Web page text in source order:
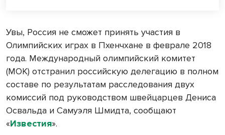
Увы, Россия не сможет принять участия в
Олимпийских играх в Пхенчхане в феврале 2018
года. Международный олимпийский комитет
(МОК) отстранил российскую делегацию в полном
составе по результатам расследования двух
комиссий под руководством швейцарцев Дениса
Освальда и Самуэля Шмидта, сообщают
«Известия».